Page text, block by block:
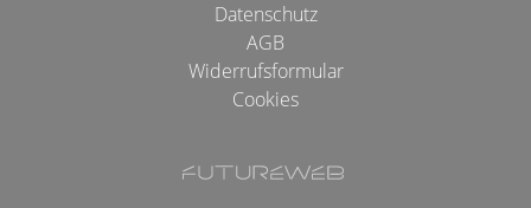
Datenschutz
AGB
Widerrufsformular
Cookies